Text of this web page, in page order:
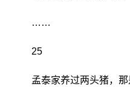
……
25
孟泰家养过两头猪，那